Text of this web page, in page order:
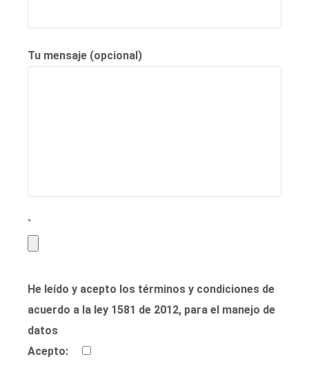
Tu mensaje (opcional)
`
He leído y acepto los términos y condiciones de
acuerdo a la ley 1581 de 2012, para el manejo de
datos
Acepto: